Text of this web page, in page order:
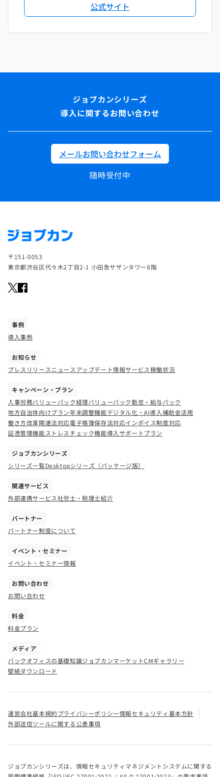
公式サイト
導入に関するお問い合わせ
メールお問い合わせフォーム
随時受付中
〒151-0053
東京都渋谷区代々木2丁目2-1 小田急サザンタワー8階
事例
導入事例
お知らせ
プレスリリースニュース アップデート情報サービス稼働状況
キャンペーン・プラン
人事労務バリューパック経理バリューパック勤怠・給与パック
地方自治体向けプラン年末調整機能デジタル化・AI導入補助金活用
働き方改革関連法対応電子帳簿保存法対応インボイス制度対応
証憑管理機能ストレスチェック機能導入サポートプラン
ジョブカンシリーズ
シリーズ一覧Desktopシリーズ（パッケージ版）
関連サービス
外部連携サービス社労士・税理士紹介
パートナー
パートナー制度について
イベント・セミナー
イベント・セミナー情報
お問い合わせ
お問い合わせ
料金
料金プラン
メディア
バックオフィスの基礎知識ジョブカンマーケットCMギャラリー
壁紙ダウンロード
運営会社基本規約プライバシーポリシー情報セキュリティ基本方針
外部送信ツールに関する公表事項
ジョブカンシリーズは、情報セキュリティマネジメントシステムに関する